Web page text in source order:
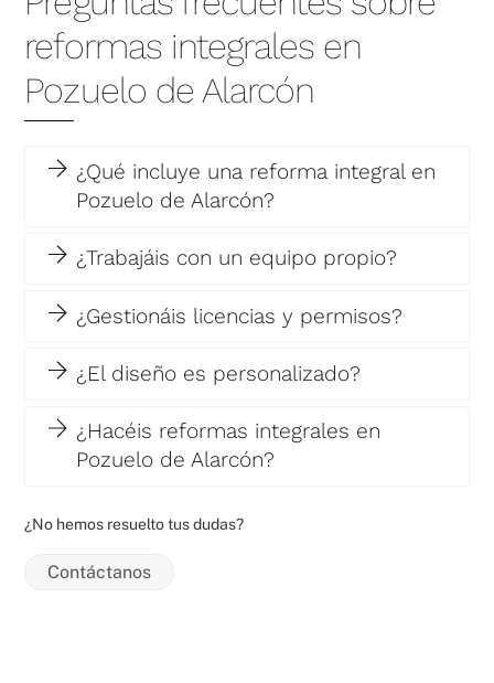
reformas integrales en
Pozuelo de Alarcón
¿Qué incluye una reforma integral en
Pozuelo de Alarcón?
¿Trabajáis con un equipo propio?
¿Gestionáis licencias y permisos?
¿El diseño es personalizado?
¿Hacéis reformas integrales en
Pozuelo de Alarcón?
¿No hemos resuelto tus dudas?
Contáctanos